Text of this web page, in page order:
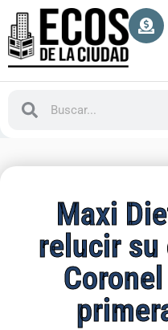
Maxi
relucir su